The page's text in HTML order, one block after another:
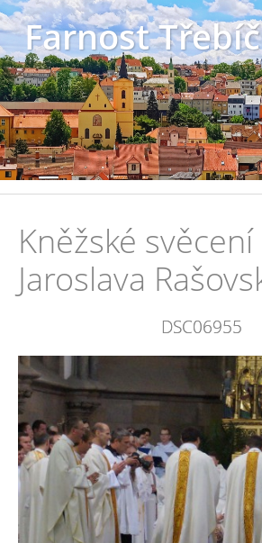
Farnost
Kněžské svěcení
Jaroslava
DSC06955